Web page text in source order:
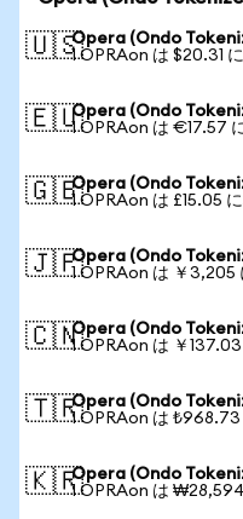
🇺🇸Opera (Ondo
1 OPRAon は $20.31
🇪🇺Opera (Ondo
1 OPRAon は €17.57
🇬🇧Opera (Ondo
1 OPRAon は £15.05
🇯🇵Opera (Ondo
1 OPRAon は ￥3,205
🇨🇳Opera (Ondo
1 OPRAon は ￥
🇹🇷Opera (Ondo
1 OPRAon は ₺968.73
🇰🇷Opera (Ondo
1 OPRAon は